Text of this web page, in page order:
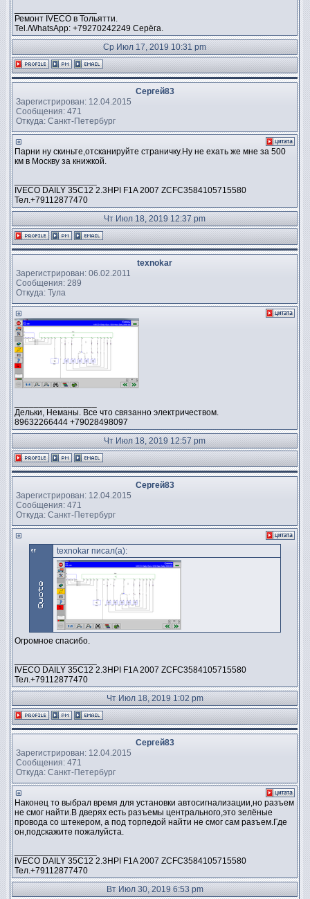
Ремонт IVECO в Тольятти.
Tel./WhatsApp: +79270242249 Серёга.
Ср Июл 17, 2019 10:31 pm
Сергей83
Зарегистрирован: 12.04.2015
Сообщения: 471
Откуда: Санкт-Петербург
Парни ну скиньте,отсканируйте страничку.Ну не ехать же мне за 500
км в Москву за книжкой.
IVECO DAILY 35C12 2.3HPI F1A 2007 ZCFC3584105715580
Тел.+79112877470
Чт Июл 18, 2019 12:37 pm
texnokar
Зарегистрирован: 06.02.2011
Сообщения: 289
Откуда: Тула
Дельки, Неманы. Все что связанно электричеством.
89632266444 +79028498097
Чт Июл 18, 2019 12:57 pm
Сергей83
Зарегистрирован: 12.04.2015
Сообщения: 471
Откуда: Санкт-Петербург
texnokar писал(а):
Огромное спасибо.
IVECO DAILY 35C12 2.3HPI F1A 2007 ZCFC3584105715580
Тел.+79112877470
Чт Июл 18, 2019 1:02 pm
Сергей83
Зарегистрирован: 12.04.2015
Сообщения: 471
Откуда: Санкт-Петербург
Наконец то выбрал время для установки автосигнализации,но разъем
не смог найти.В дверях есть разъемы центрального,это зелёные
провода со штекером, а под торпедой найти не смог сам разъем.Где
он,подскажите пожалуйста.
IVECO DAILY 35C12 2.3HPI F1A 2007 ZCFC3584105715580
Тел.+79112877470
Вт Июл 30, 2019 6:53 pm